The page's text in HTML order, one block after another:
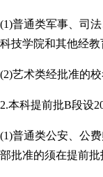
(1)普通类军事、司
科技学院和其他经
(2)艺术类经批准的
2.本科提前批B段设
(1)普通类公安、公
部批准的须在提前